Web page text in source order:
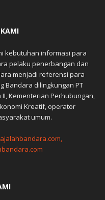
kebutuhan informasi para
pelaku penerbangan dan
menjadi referensi para
Bandara dilingkungan PT
II, Kementerian Perhubungan,
Kreatif, operator
umum.